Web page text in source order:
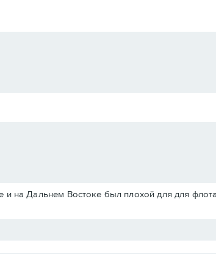
на Дальнем Востоке был плохой для для